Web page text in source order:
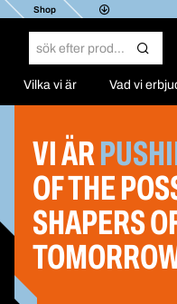
Shop
Vilka vi är Vad vi
VI ÄR
OF THE
SHAPERS